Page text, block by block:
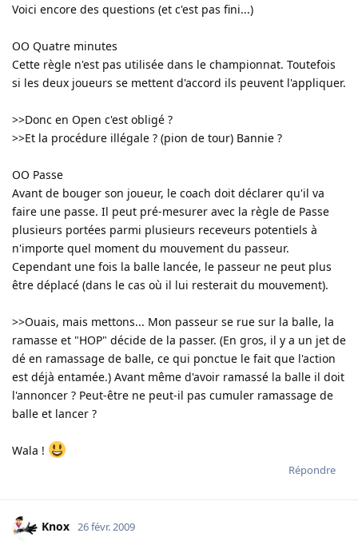
Voici encore des questions (et c'est pas fini...)
OO Quatre minutes
Cette règle n'est pas utilisée dans le championnat. Toutefois
si les deux joueurs se mettent d'accord ils peuvent l'appliquer.
>>Donc en Open c'est obligé ?
>>Et la procédure illégale ? (pion de tour) Bannie ?
OO Passe
Avant de bouger son joueur, le coach doit déclarer qu'il va
faire une passe. Il peut pré-mesurer avec la règle de Passe
plusieurs portées parmi plusieurs receveurs potentiels à
n'importe quel moment du mouvement du passeur.
Cependant une fois la balle lancée, le passeur ne peut plus
être déplacé (dans le cas où il lui resterait du mouvement).
>>Ouais, mais mettons... Mon passeur se rue sur la balle, la
ramasse et "HOP" décide de la passer. (En gros, il y a un jet de
dé en ramassage de balle, ce qui ponctue le fait que l'action
est déjà entamée.) Avant même d'avoir ramassé la balle il doit
l'annoncer ? Peut-être ne peut-il pas cumuler ramassage de
balle et lancer ?
Wala !
Répondre
Knox 26 févr. 2009